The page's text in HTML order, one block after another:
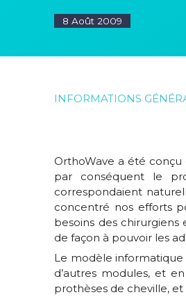
8 Août 2009
INFORMATIONS
OrthoWave a été
par conséquent le
correspondaient
concentré nos efforts
besoins des
de façon à pouvoir les
Le modèle informatique
d’autres modules, et
prothèses de cheville, et